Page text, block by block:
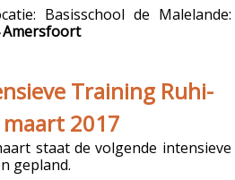
Basisschool de Malelande:
Amersfoort
Training Ruhi-
2017
staat de volgende intensieve
gepland.